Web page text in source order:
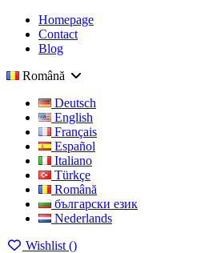
Homepage
Contact
Blog
Română
Deutsch
English
Français
Español
Italiano
Türkçe
Română
български език
Nederlands
Wishlist ()